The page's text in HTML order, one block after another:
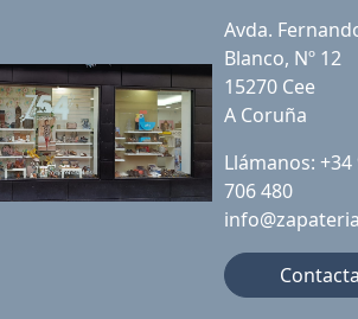
Avda.
Blanco, Nº 12
15270 Cee
A Coruña
Llámanos: +34
706 480
Contacta